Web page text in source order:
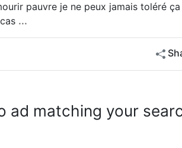
pauvre je ne peux jamais toléré
...
ad matching your